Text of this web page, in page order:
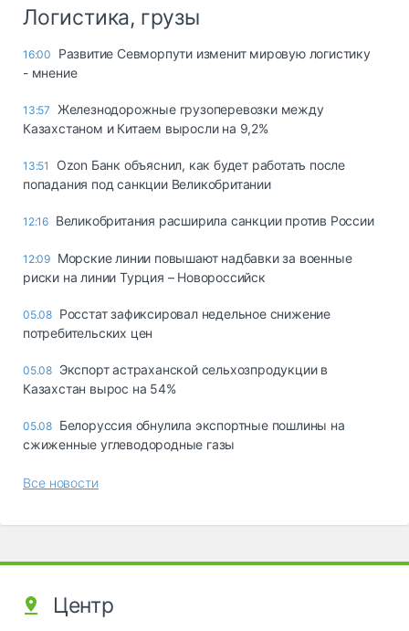
Логистика, грузы
16:00
Развитие Севморпути изменит мировую логистику
- мнение
13:57
Железнодорожные грузоперевозки между
Казахстаном и Китаем выросли на 9,2%
13:51
Ozon Банк объяснил, как будет работать после
попадания под санкции Великобритании
12:16 Великобритания расширила санкции против России
12:09 Морские линии повышают надбавки за военные
риски на линии Турция – Новороссийск
05.08 Росстат зафиксировал недельное снижение
потребительских цен
05.08 Экспорт астраханской сельхозпродукции в
Казахстан вырос на 54%
05.08 Белоруссия обнулила экспортные пошлины на
сжиженные углеводородные газы
Все новости
Центр